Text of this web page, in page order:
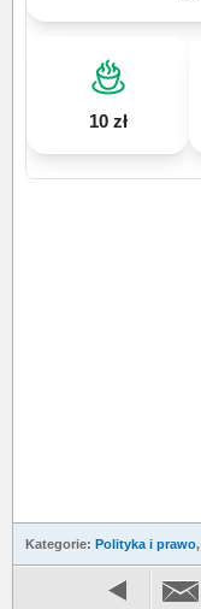
10 zł
Kategorie: Polityka i prawo,